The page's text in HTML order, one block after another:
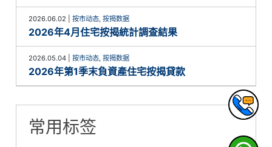
2026.06.02 |按市动态,按揭数据
2026年4月住宅按揭統計調查結果
2026.05.04 |按市动态,按揭数据
2026年第1季末負資產住宅按揭貸款
常用标签